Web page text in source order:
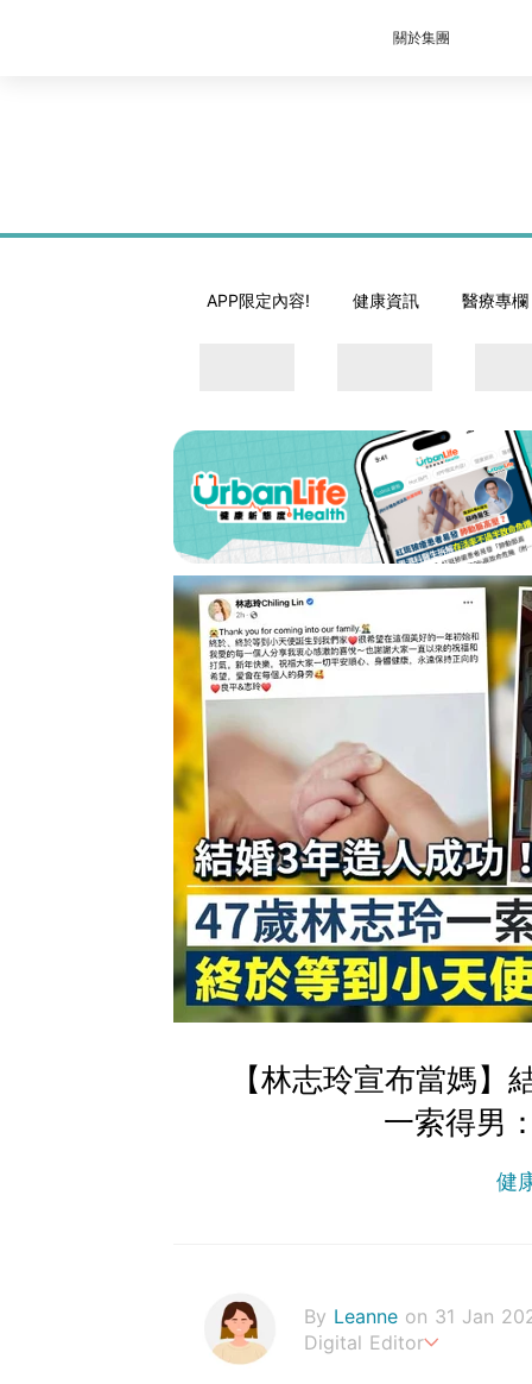
關於集團
APP限定內容! 健康資訊 醫療專欄
【林志玲宣布當媽
一索得男
健
By Leanne on 31 Jan
Digital Editor